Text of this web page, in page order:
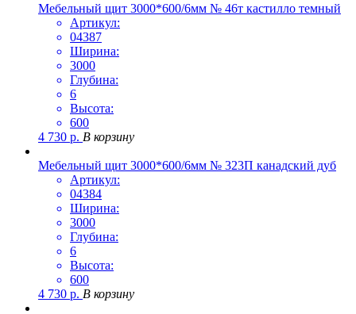
Мебельный щит 3000*600/6мм № 46т кастилло темный
Артикул:
04387
Ширина:
3000
Глубина:
6
Высота:
600
4 730 р. В корзину
Мебельный щит 3000*600/6мм № 323П канадский дуб
Артикул:
04384
Ширина:
3000
Глубина:
6
Высота:
600
4 730 р. В корзину